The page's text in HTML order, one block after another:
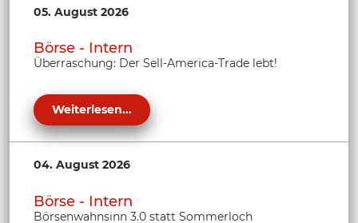
05. August 2026
Börse - Intern
Überraschung: Der Sell-America-Trade lebt!
Weiterlesen...
04. August 2026
Börse - Intern
Börsenwahnsinn 3.0 statt Sommerloch